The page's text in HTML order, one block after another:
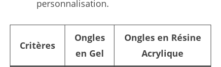
personnalisation.
Critères
Ongles
en Gel
Ongles en Résine
Acrylique